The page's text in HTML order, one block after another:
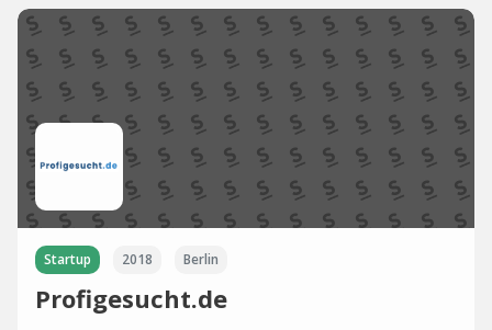
Startup 2018 Berlin
Profigesucht.de